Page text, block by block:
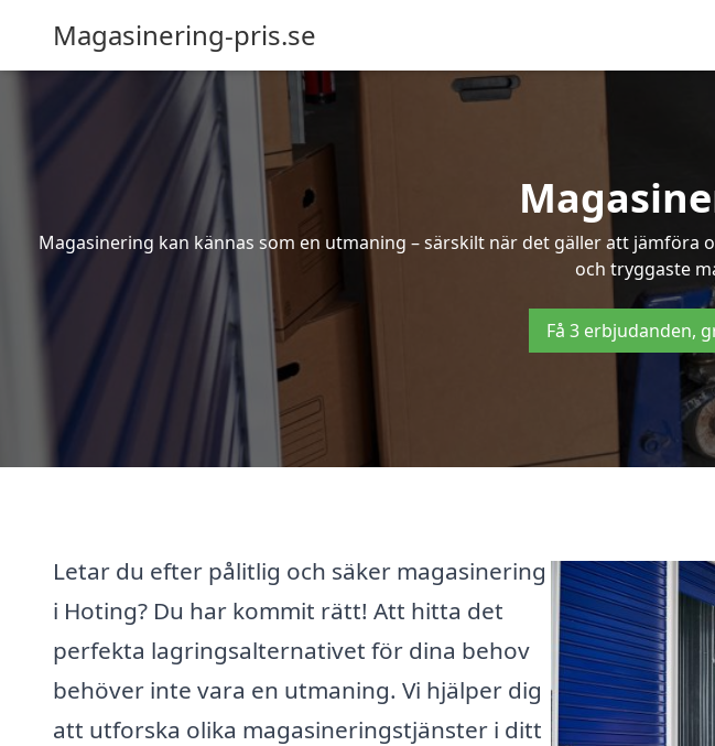
Magasinering-pris.se
Magasinering kan kännas som en utmaning – särskilt när det gäller att
och tryggaste
Få 3 erbjudanden,
Letar du efter pålitlig och säker magasinering
i Hoting? Du har kommit rätt! Att hitta det
perfekta lagringsalternativet för dina behov
behöver inte vara en utmaning. Vi hjälper dig
att utforska olika magasineringstjänster i ditt